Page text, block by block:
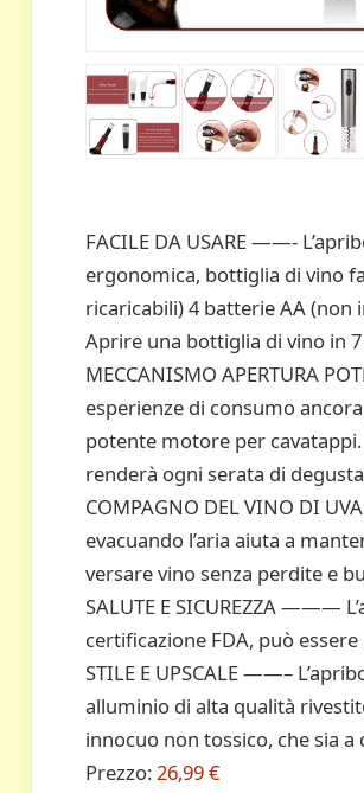
FACILE DA USARE ——-
ergonomica, bottiglia di vino
ricaricabili) 4 batterie AA (non
Aprire una bottiglia di vino in
MECCANISMO APERTURA
esperienze di consumo
potente motore per
renderà ogni serata di
COMPAGNO DEL VINO DI
evacuando l’aria aiuta a
versare vino senza perdite e
SALUTE E SICUREZZA ———
certificazione FDA, può
STILE E UPSCALE ——–
alluminio di alta qualità
innocuo non tossico, che sia a
Prezzo:26,99 €